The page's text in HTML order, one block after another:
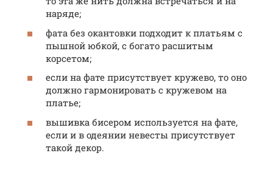
наряде;
фата без окантовки подходит к платьям с
пышной юбкой, с богато расшитым
корсетом;
если на фате присутствует кружево, то оно
должно гармонировать с кружевом на
платье;
вышивка бисером используется на фате,
если и в одеянии невесты присутствует
такой декор.